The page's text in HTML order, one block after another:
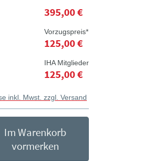
395,00 €
Vorzugspreis*
125,00 €
IHA Mitglieder
125,00 €
inkl. Mwst. zzgl. Versand
Im Warenkorb
vormerken